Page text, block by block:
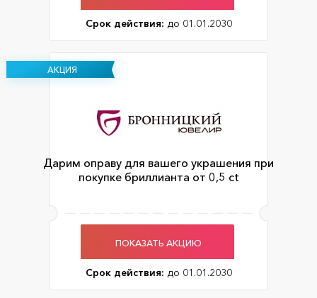
Срок действия: до 01.01.2030
АКЦИЯ
Дарим оправу для вашего украшения при
покупке бриллианта от 0,5 ct
ПОКАЗАТЬ АКЦИЮ
Срок действия: до 01.01.2030